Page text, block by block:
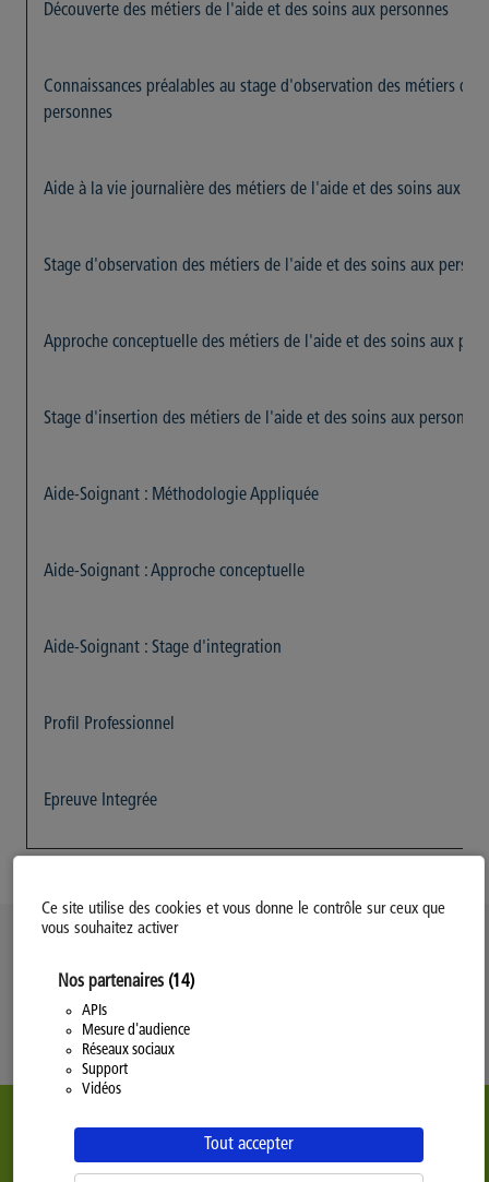
Ce site utilise des cookies et vous donne le contrôle sur ceux que
vous souhaitez activer
Nos partenaires (14)
APIs
Mesure d'audience
Réseaux sociaux
Support
Vidéos
Tout accepter
Découverte des métiers de l'aide et des soins aux personnes
Connaissances préalables au stage d'observation des métiers de
personnes
Aide à la vie journalière des métiers de l'aide et des soins aux
Stage d'observation des métiers de l'aide et des soins aux
Approche conceptuelle des métiers de l'aide et des soins aux
Stage d'insertion des métiers de l'aide et des soins aux personnes
Aide-Soignant : Méthodologie Appliquée
Aide-Soignant : Approche conceptuelle
Aide-Soignant : Stage d'integration
Profil Professionnel
Epreuve Integrée
Modifiez votre consentement
Politique Générale de Confidentialité